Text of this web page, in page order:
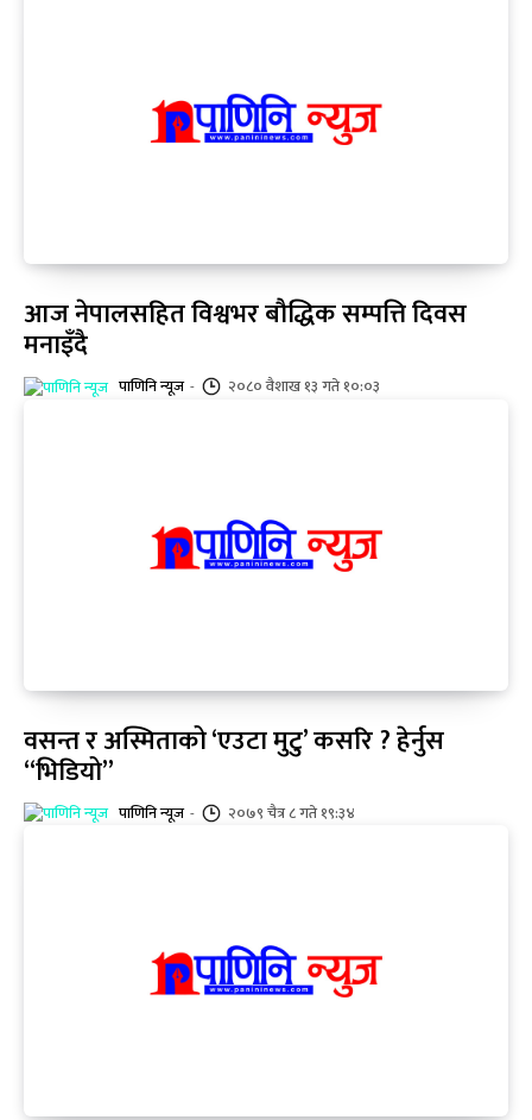
आज नेपालसहित विश्वभर बौद्धिक सम्पत्ति दिवस
मनाइँदै
पाणिनि न्यूज - २०८० वैशाख १३ गते १०:०३
वसन्त र अस्मिताको ‘एउटा मुटु’ कसरि ? हेर्नुस
“भिडियो”
पाणिनि न्यूज - २०७९ चैत्र ८ गते १९:३४